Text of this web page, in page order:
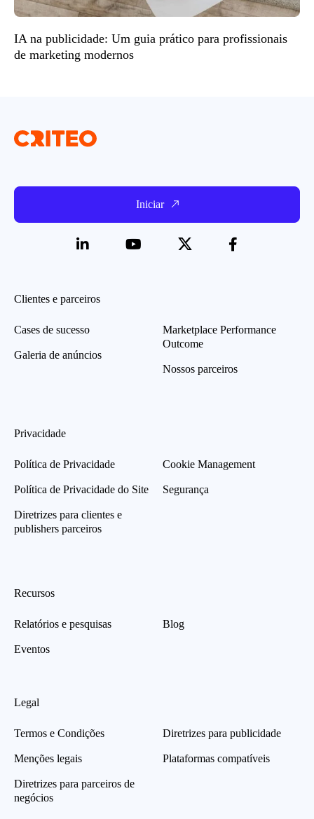
IA na publicidade: Um guia prático para profissionais
de marketing modernos
Iniciar
Clientes e parceiros
Cases de sucesso
Galeria de anúncios
Marketplace Performance
Outcome
Nossos parceiros
Privacidade
Política de Privacidade
Política de Privacidade do Site
Diretrizes para clientes e
publishers parceiros
Cookie Management
Segurança
Recursos
Relatórios e pesquisas
Eventos
Blog
Legal
Termos e Condições
Menções legais
Diretrizes para parceiros de
negócios
Diretrizes para publicidade
Plataformas compatíveis